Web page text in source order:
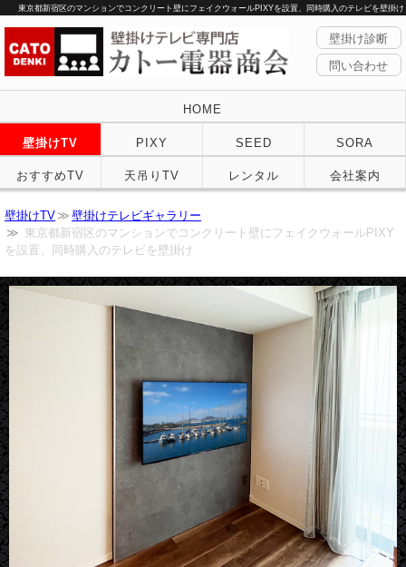
東京都新宿区のマンションでコンクリート壁にフェイクウォールPIXYを設置、同時購入のテレビを壁掛け
壁掛け診断
問い合わせ
HOME
壁掛けTV PIXY SEED SORA
おすすめTV 天吊りTV レンタル 会社案内
壁掛けTV
壁掛けテレビギャラリー
東京都新宿区のマンションでコンクリート壁にフェイクウォールPIXY
を設置、同時購入のテレビを壁掛け